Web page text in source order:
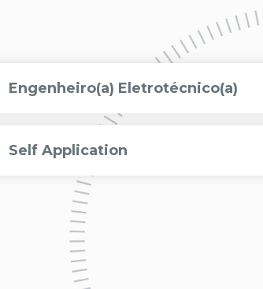
Engenheiro(a) Eletrotécnico(a)
Self Application